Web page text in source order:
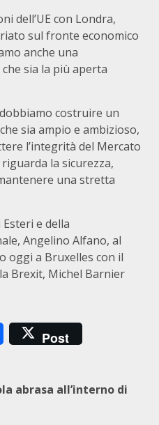
dell’UE con Londra,
sul fronte economico
anche una
sia la più aperta
costruire un
sia ampio e ambizioso,
l’integrità del Mercato
la sicurezza,
una stretta
e della
Angelino Alfano, al
oggi a Bruxelles con il
Brexit, Michel Barnier
Post
abrasa all’interno di